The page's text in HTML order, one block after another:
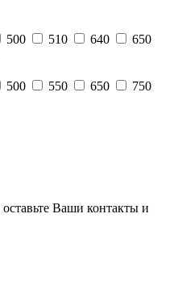
500 510 640
650
500 550 650
750
Ваши контакты и